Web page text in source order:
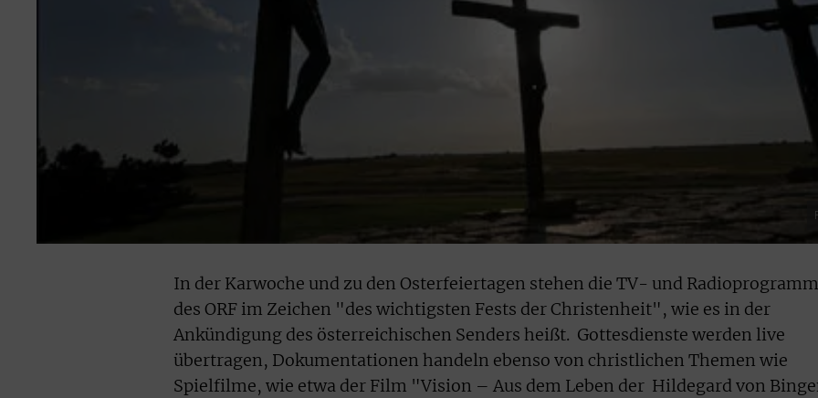
In der Karwoche und zu den Osterfeiertagen stehen die TV- und
des ORF im Zeichen "des wichtigsten Fests der Christenheit", wie es in der
Ankündigung des österreichischen Senders heißt. Gottesdienste werden live
übertragen, Dokumentationen handeln ebenso von christlichen Themen wie
Spielfilme, wie etwa der Film "Vision – Aus dem Leben der Hildegard von